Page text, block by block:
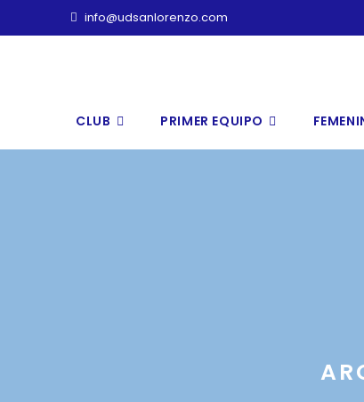
al
info@udsanlorenzo.com
CLUB PRIMER EQUIPO